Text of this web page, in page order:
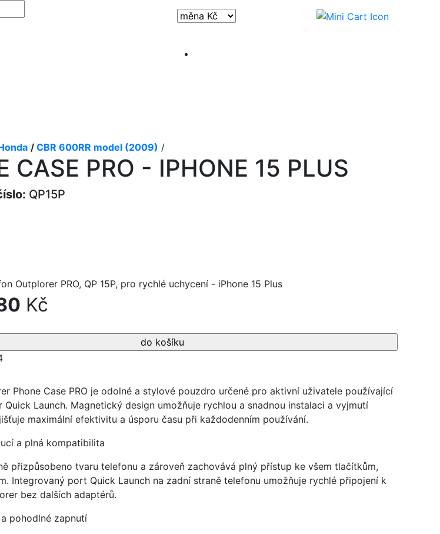
/ CBR 600RR model (2009) /
CASE PRO - IPHONE 15 PLUS
QP15P
Outplorer PRO, QP 15P, pro rychlé uchycení - iPhone 15 Plus
Kč
Phone Case PRO je odolné a stylové pouzdro určené pro aktivní uživatele používající
Quick Launch. Magnetický design umožňuje rychlou a snadnou instalaci a vyjmutí
maximální efektivitu a úsporu času při každodenním používání.
a plná kompatibilita
přizpůsobeno tvaru telefonu a zároveň zachovává plný přístup ke všem tlačítkům,
Integrovaný port Quick Launch na zadní straně telefonu umožňuje rychlé připojení k
bez dalších adaptérů.
pohodlné zapnutí